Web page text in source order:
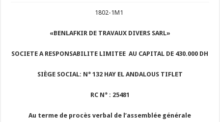
1802-1M1
«BENLAFKIR DE TRAVAUX DIVERS SARL»
SOCIETE A RESPONSABILITE LIMITEE AU CAPITAL DE 430.000 DH
SIÈGE SOCIAL: N° 132 HAY EL ANDALOUS TIFLET
RC N° : 25481
Au terme de procès verbal de l’assemblée générale